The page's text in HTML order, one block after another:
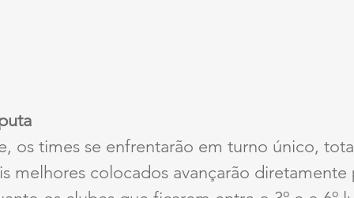
os times se enfrentarão em turno único,
melhores colocados avançarão diretamente